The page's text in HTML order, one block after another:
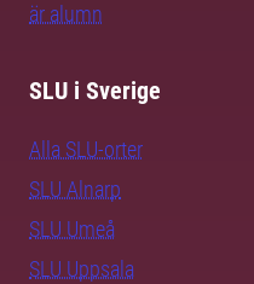
är alumn
SLU i Sverige
Alla SLU-orter
SLU Alnarp
SLU Umeå
SLU Uppsala